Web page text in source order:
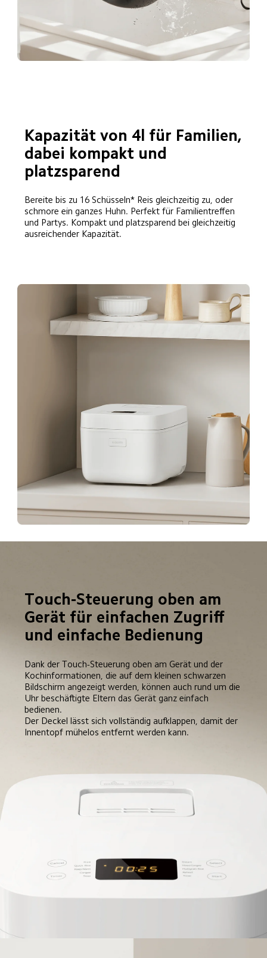
Kapazität von 4l für Familien,
dabei kompakt und
platzsparend
Bereite bis zu 16 Schüsseln* Reis gleichzeitig zu, oder
schmore ein ganzes Huhn. Perfekt für Familientreffen
und Partys. Kompakt und platzsparend bei gleichzeitig
ausreichender Kapazität.
Touch-Steuerung oben am
Gerät für einfachen Zugriff
und einfache Bedienung
Dank der Touch-Steuerung oben am Gerät und der
Kochinformationen, die auf dem kleinen schwarzen
Bildschirm angezeigt werden, können auch rund um die
Uhr beschäftigte Eltern das Gerät ganz einfach
bedienen.
Der Deckel lässt sich vollständig aufklappen, damit der
Innentopf mühelos entfernt werden kann.